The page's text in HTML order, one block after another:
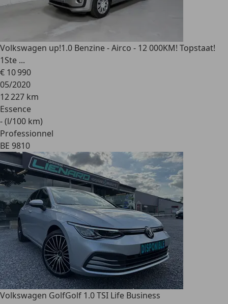
Volkswagen up!1.0 Benzine - Airco - 12 000KM! Topstaat!
1Ste ...
€ 10 990
05/2020
12 227 km
Essence
- (l/100 km)
Professionnel
BE 9810
Volkswagen GolfGolf 1.0 TSI Life Business